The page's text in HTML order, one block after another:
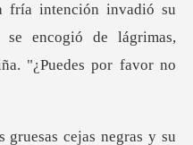
se encogió de lágrimas,